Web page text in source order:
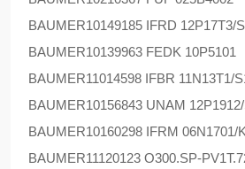
BAUMER10149185 IFRD 12P17T3/
BAUMER10139963 FEDK 10P5101
BAUMER11014598 IFBR 11N13T1/
BAUMER10156843 UNAM
BAUMER10160298 IFRM 06N1701/
BAUMER11120123 O300.SP-